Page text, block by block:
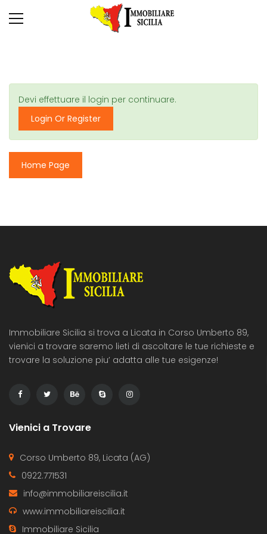
Devi effettuare il login per continuare.
Login Or Register
Home Page
Immobiliare Sicilia si trova a Licata in Corso Umberto 89,
vienici a trovare saremo lieti di ascoltare le tue richieste e
trovare la soluzione piu’ adatta alle tue esigenze!
Vienici a Trovare
Corso Umberto 89, Licata (AG)
0922.771531
info@immobiliareiscilia.it
www.immobiliareiscilia.it
Immobiliare Sicilia